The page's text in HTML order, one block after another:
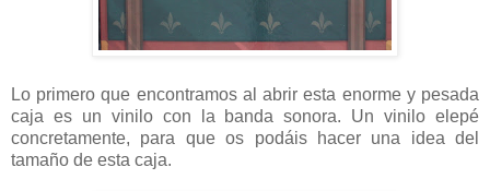
Lo primero que encontramos al abrir esta enorme y pesada
caja es un vinilo con la banda sonora. Un vinilo elepé
concretamente, para que os podáis hacer una idea del
tamaño de esta caja.